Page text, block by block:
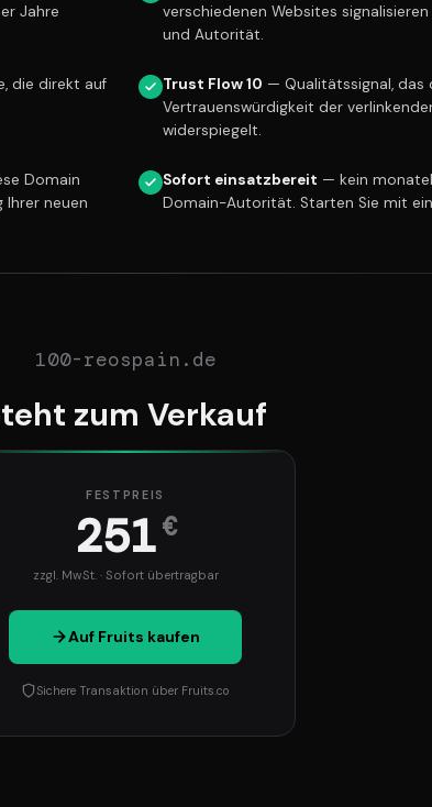
Jahre
verschiedenen Websites
und Autorität.
die direkt auf
Trust Flow 10 — Qualitätssignal, das
Vertrauenswürdigkeit der
widerspiegelt.
Domain
Ihrer neuen
Sofort einsatzbereit — kein
Domain-Autorität. Starten Sie mit
100-reospain.de
zum Verkauf
FESTPREIS
251 €
zzgl. MwSt. · Sofort übertragbar
Auf Fruits kaufen
Sichere Transaktion über Fruits.co